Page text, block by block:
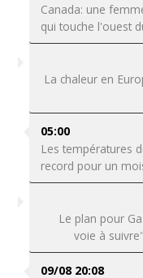
Canada: une
qui touche l'ouest
La chaleur en
05:00
Les températures
record pour un
Le plan pour
voie à
09/08 20:08